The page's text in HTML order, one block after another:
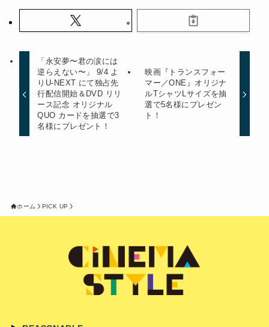
「永安夢〜君の涙には
逆らえない〜」 9/4 よ
りU-NEXT にて独占先
⾏配信開始＆DVD リリ
ース記念 オリジナル
QUO カードを抽選で3
名様にプレゼント！
映画『トランスフォー
マー／ONE』オリジナ
ルTシャツLサイズを抽
選で5名様にプレゼン
ト！
ホーム PICK UP